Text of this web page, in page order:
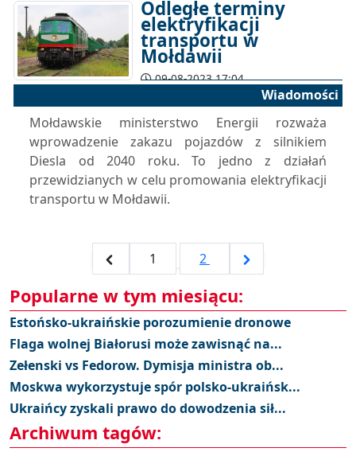
Odległe terminy
elektryfikacji
transportu w
Mołdawii
09-08-2023 17:04
Wiadomości
Mołdawskie ministerstwo Energii rozważa
wprowadzenie zakazu pojazdów z silnikiem
Diesla od 2040 roku. To jedno z działań
przewidzianych w celu promowania elektryfikacji
transportu w Mołdawii.
1 2
Popularne w tym miesiącu:
Estońsko-ukraińskie porozumienie dronowe
Flaga wolnej Białorusi może zawisnąć na...
Zełenski vs Fedorow. Dymisja ministra ob...
Moskwa wykorzystuje spór polsko-ukraińsk...
Ukraińcy zyskali prawo do dowodzenia sił...
Archiwum tagów: